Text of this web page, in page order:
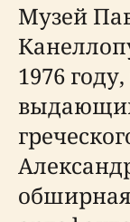
Музей
1976